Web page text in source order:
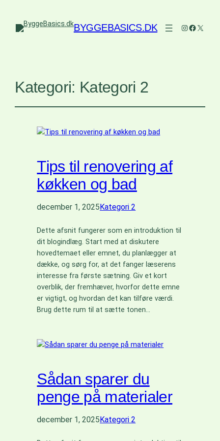
BYGGEBASICS.DK Instagram
X
Kategori: Kategori 2
Tips til renovering af
køkken og bad
december 1, 2025Kategori 2
Dette afsnit fungerer som en introduktion til
dit blogindlæg. Start med at diskutere
hovedtemaet eller emnet, du planlægger at
dække, og sørg for, at det fanger læserens
interesse fra første sætning. Giv et kort
overblik, der fremhæver, hvorfor dette emne
er vigtigt, og hvordan det kan tilføre værdi.
Brug dette rum til at sætte tonen…
Sådan sparer du
penge på materialer
december 1, 2025Kategori 2